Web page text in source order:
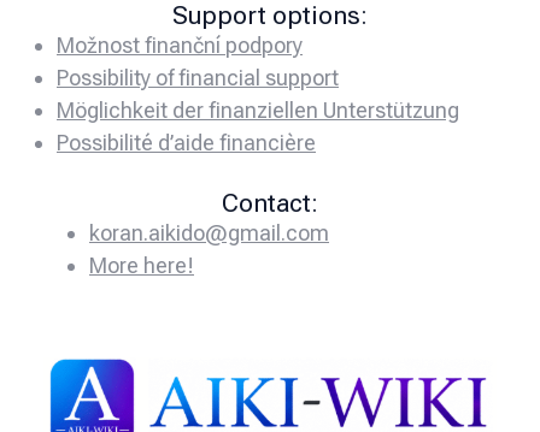
Support options:
Možnost finanční podpory
Possibility of financial support
Möglichkeit der finanziellen Unterstützung
Possibilité d’aide financière
Contact:
koran.aikido@gmail.com
More here!